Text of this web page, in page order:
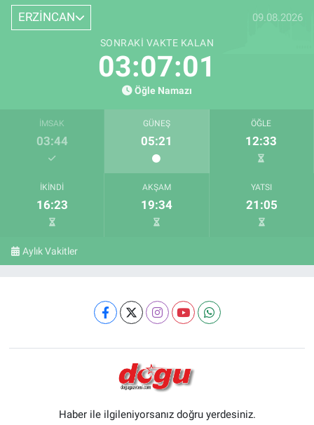
ERZİNCAN 09.08.2026
SONRAKI VAKTE KALAN
03:07:01
Öğle Namazı
İMSAK
03:44
GÜNEŞ
05:21
ÖĞLE
12:33
İKINDI
16:23
AKŞAM
19:34
YATSI
21:05
Aylık Vakitler
Haber ile ilgileniyorsanız doğru yerdesiniz.